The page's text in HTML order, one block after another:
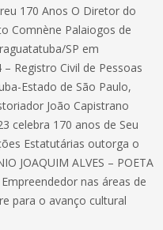
170 Anos O Diretor do
Comnène Palaiogos de
SP em
Registro Civil de Pessoas
Estado de São Paulo,
João Capistrano
celebra 170 anos de Seu
Estatutárias outorga o
JOAQUIM ALVES – POETA
nas áreas de
para o avanço cultural